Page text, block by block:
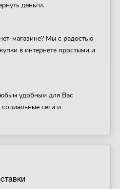
деньги.
магазине? Мы с радостью
в интернете простыми и
удобным для Вас
сети и